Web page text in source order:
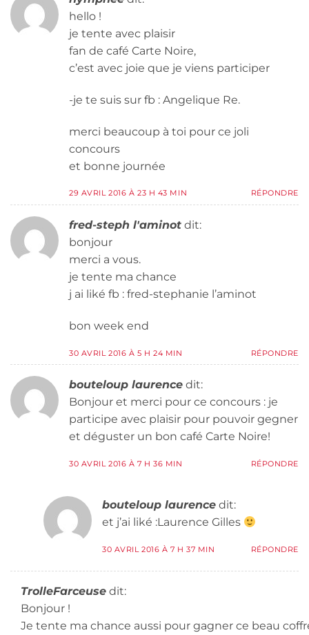
hello !
je tente avec plaisir
fan de café Carte Noire,
c’est avec joie que je viens participer
-je te suis sur fb : Angelique Re.
merci beaucoup à toi pour ce joli
concours
et bonne journée
29 AVRIL 2016 À 23 H 43 MIN RÉPONDRE
fred-steph l'aminot dit:
bonjour
merci a vous.
je tente ma chance
j ai liké fb : fred-stephanie l’aminot
bon week end
30 AVRIL 2016 À 5 H 24 MIN RÉPONDRE
bouteloup laurence dit:
Bonjour et merci pour ce concours : je
participe avec plaisir pour pouvoir gegner
et déguster un bon café Carte Noire!
30 AVRIL 2016 À 7 H 36 MIN RÉPONDRE
bouteloup laurence dit:
et j’ai liké :Laurence Gilles
30 AVRIL 2016 À 7 H 37 MIN RÉPONDRE
TrolleFarceuse dit:
Bonjour !
Je tente ma chance aussi pour gagner ce beau